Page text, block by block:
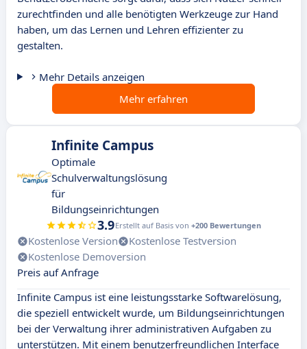
zurechtfinden und alle benötigten Werkzeuge zur Hand
haben, um das Lernen und Lehren effizienter zu
gestalten.
Mehr Details anzeigen
Mehr erfahren
Infinite Campus
Optimale
Schulverwaltungslösung
für
Bildungseinrichtungen
3.9Erstellt auf Basis von +200 Bewertungen
Kostenlose Version
Kostenlose Testversion
Kostenlose Demoversion
Preis auf Anfrage
Infinite Campus ist eine leistungsstarke Softwarelösung,
die speziell entwickelt wurde, um Bildungseinrichtungen
bei der Verwaltung ihrer administrativen Aufgaben zu
unterstützen. Mit einem benutzerfreundlichen Interface